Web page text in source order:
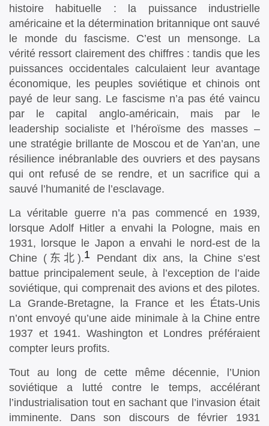
histoire habituelle : la puissance industrielle
américaine et la détermination britannique ont sauvé
le monde du fascisme. C’est un mensonge. La
vérité ressort clairement des chiffres : tandis que les
puissances occidentales calculaient leur avantage
économique, les peuples soviétique et chinois ont
payé de leur sang. Le fascisme n’a pas été vaincu
par le capital anglo-américain, mais par le
leadership socialiste et l’héroïsme des masses –
une stratégie brillante de Moscou et de Yan’an, une
résilience inébranlable des ouvriers et des paysans
qui ont refusé de se rendre, et un sacrifice qui a
sauvé l’humanité de l’esclavage.
La véritable guerre n’a pas commencé en 1939,
lorsque Adolf Hitler a envahi la Pologne, mais en
1931, lorsque le Japon a envahi le nord-est de la
Chine ( 东北).1 Pendant dix ans, la Chine s’est
battue principalement seule, à l’exception de l’aide
soviétique, qui comprenait des avions et des pilotes.
La Grande-Bretagne, la France et les États-Unis
n’ont envoyé qu’une aide minimale à la Chine entre
1937 et 1941. Washington et Londres préféraient
compter leurs profits.
Tout au long de cette même décennie, l’Union
soviétique a lutté contre le temps, accélérant
l’industrialisation tout en sachant que l’invasion était
imminente. Dans son discours de février 1931